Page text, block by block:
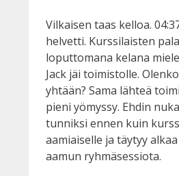
Vilkaisen taas kelloa.
helvetti. Kurssilaisten
loputtomana kelana
Jack jäi toimistolle.
yhtään? Sama lähteä
pieni yömyssy. Ehdin
tunniksi ennen kuin
aamiaiselle ja täytyy
aamun ryhmäsessiota.